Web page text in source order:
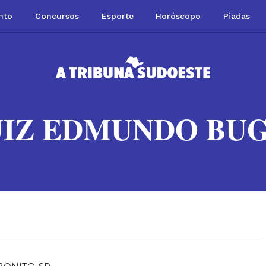
Concursos Esporte Horóscopo Piadas
EDMUNDO